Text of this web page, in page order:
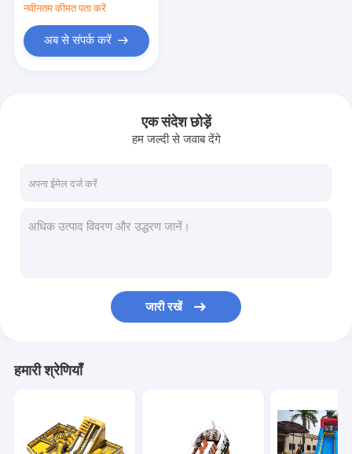
घर
हमारे बारे में
नवीनतम कीमत पता करें
अब से संपर्क करें
एक संदेश छोड़ें
हम जल्दी से जवाब देंगे
जारी रखें
हमारी श्रेणियाँ